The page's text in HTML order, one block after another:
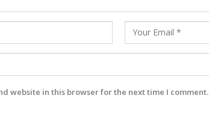
website in this browser for the next time I comment.